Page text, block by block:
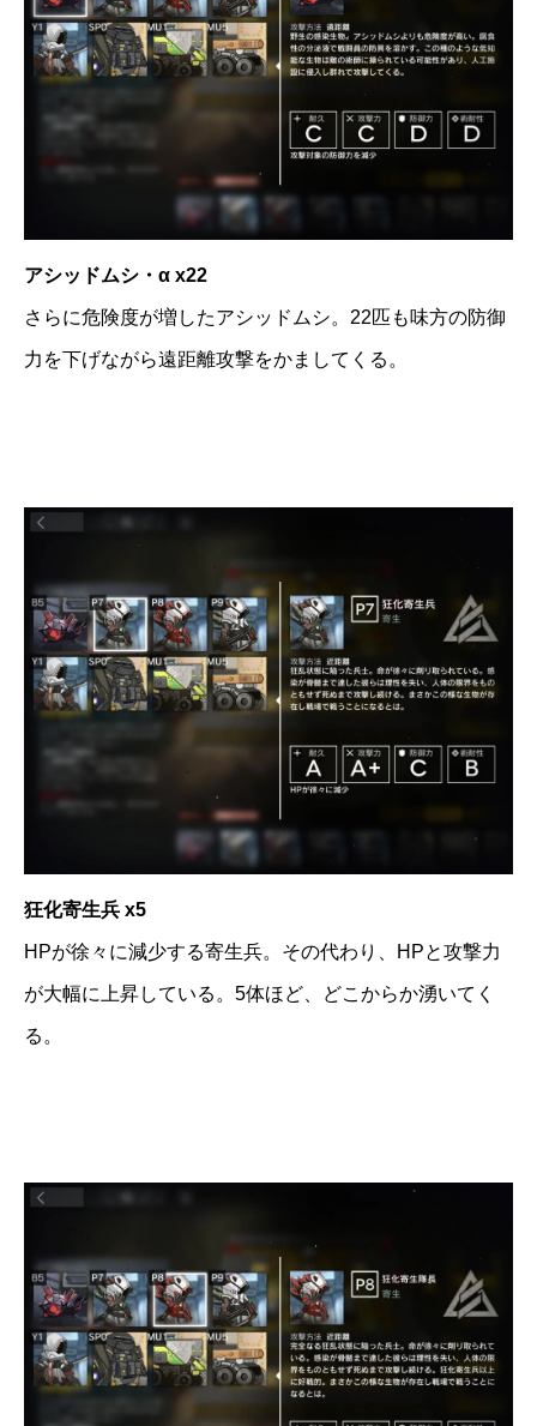
アシッドムシ・α x22
さらに危険度が増したアシッドムシ。22匹も味方の防御
力を下げながら遠距離攻撃をかましてくる。
狂化寄生兵 x5
HPが徐々に減少する寄生兵。その代わり、HPと攻撃力
が大幅に上昇している。5体ほど、どこからか湧いてく
る。